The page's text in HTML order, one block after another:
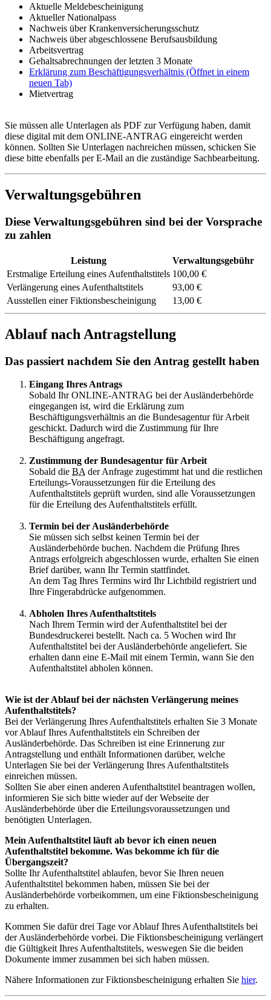
Aktuelle Meldebescheinigung
Aktueller Nationalpass
Nachweis über Krankenversicherungsschutz
Nachweis über abgeschlossene Berufsausbildung
Arbeitsvertrag
Gehaltsabrechnungen der letzten 3 Monate
Erklärung zum Beschäftigungsverhältnis (Öffnet in einem
neuen Tab)
Mietvertrag
Sie müssen alle Unterlagen als PDF zur Verfügung haben, damit
diese digital mit dem ONLINE-ANTRAG eingereicht werden
können. Sollten Sie Unterlagen nachreichen müssen, schicken Sie
diese bitte ebenfalls per E-Mail an die zuständige Sachbearbeitung.
Verwaltungsgebühren
Diese Verwaltungsgebühren sind bei der Vorsprache
zu zahlen
Leistung
Verwaltungsgebühr
Erstmalige Erteilung eines Aufenthaltstitels 100,00 €
Verlängerung eines Aufenthaltstitels
93,00 €
Ausstellen einer Fiktionsbescheinigung
13,00 €
Ablauf nach Antragstellung
Das passiert nachdem Sie den Antrag gestellt haben
Eingang Ihres Antrags
Sobald Ihr ONLINE-ANTRAG bei der Ausländerbehörde
eingegangen ist, wird die Erklärung zum
Beschäftigungsverhältnis an die Bundesagentur für Arbeit
geschickt. Dadurch wird die Zustimmung für Ihre
Beschäftigung angefragt.
Zustimmung der Bundesagentur für Arbeit
Sobald die BA der Anfrage zugestimmt hat und die restlichen
Erteilungs-Voraussetzungen für die Erteilung des
Aufenthaltstitels geprüft wurden, sind alle Voraussetzungen
für die Erteilung des Aufenthaltstitels erfüllt.
Termin bei der Ausländerbehörde
Sie müssen sich selbst keinen Termin bei der
Ausländerbehörde buchen. Nachdem die Prüfung Ihres
Antrags erfolgreich abgeschlossen wurde, erhalten Sie einen
Brief darüber, wann Ihr Termin stattfindet.
An dem Tag Ihres Termins wird Ihr Lichtbild registriert und
Ihre Fingerabdrücke aufgenommen.
Abholen Ihres Aufenthaltstitels
Nach Ihrem Termin wird der Aufenthaltstitel bei der
Bundesdruckerei bestellt. Nach ca. 5 Wochen wird Ihr
Aufenthaltstitel bei der Ausländerbehörde angeliefert. Sie
erhalten dann eine E-Mail mit einem Termin, wann Sie den
Aufenthaltstitel abholen können.
Wie ist der Ablauf bei der nächsten Verlängerung meines
Aufenthaltstitels?
Bei der Verlängerung Ihres Aufenthaltstitels erhalten Sie 3 Monate
vor Ablauf Ihres Aufenthaltstitels ein Schreiben der
Ausländerbehörde. Das Schreiben ist eine Erinnerung zur
Antragstellung und enthält Informationen darüber, welche
Unterlagen Sie bei der Verlängerung Ihres Aufenthaltstitels
einreichen müssen.
Sollten Sie aber einen anderen Aufenthaltstitel beantragen wollen,
informieren Sie sich bitte wieder auf der Webseite der
Ausländerbehörde über die Erteilungsvoraussetzungen und
benötigten Unterlagen.
Mein Aufenthaltstitel läuft ab bevor ich einen neuen
Aufenthaltstitel bekomme. Was bekomme ich für die
Übergangszeit?
Sollte Ihr Aufenthaltstitel ablaufen, bevor Sie Ihren neuen
Aufenthaltstitel bekommen haben, müssen Sie bei der
Ausländerbehörde vorbeikommen, um eine Fiktionsbescheinigung
zu erhalten.
Kommen Sie dafür drei Tage vor Ablauf Ihres Aufenthaltstitels bei
der Ausländerbehörde vorbei. Die Fiktionsbescheinigung verlängert
die Gültigkeit Ihres Aufenthaltstitels, weswegen Sie die beiden
Dokumente immer zusammen bei sich haben müssen.
Nähere Informationen zur Fiktionsbescheinigung erhalten Sie hier.